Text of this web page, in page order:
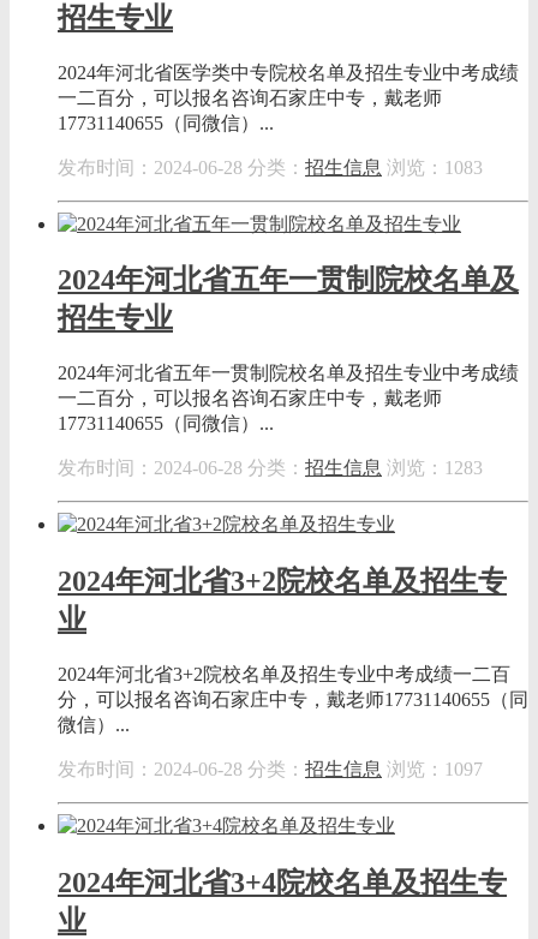
招生专业
2024年河北省医学类中专院校名单及招生专业中考成绩
一二百分，可以报名咨询石家庄中专，戴老师
17731140655（同微信）...
发布时间：2024-06-28 分类： 招生信息 浏览：1083
2024年河北省五年一贯制院校名单及
招生专业
2024年河北省五年一贯制院校名单及招生专业中考成绩
一二百分，可以报名咨询石家庄中专，戴老师
17731140655（同微信）...
发布时间：2024-06-28 分类： 招生信息 浏览：1283
2024年河北省3+2院校名单及招生专
业
2024年河北省3+2院校名单及招生专业中考成绩一二百
分，可以报名咨询石家庄中专，戴老师17731140655（同
微信）...
发布时间：2024-06-28 分类： 招生信息 浏览：1097
2024年河北省3+4院校名单及招生专
业